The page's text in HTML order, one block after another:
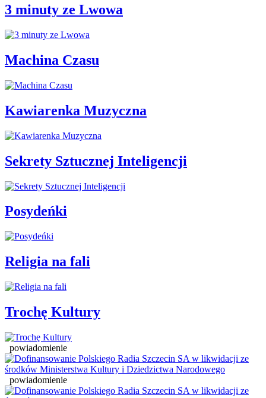
3 minuty ze Lwowa
Machina Czasu
Kawiarenka Muzyczna
Sekrety Sztucznej Inteligencji
Posydeńki
Religia na fali
Trochę Kultury
powiadomienie
powiadomienie